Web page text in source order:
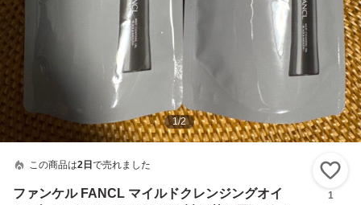
1/2
この商品は2日 で売れました
ファンケル FANCL マイルドクレンジングオイ
1